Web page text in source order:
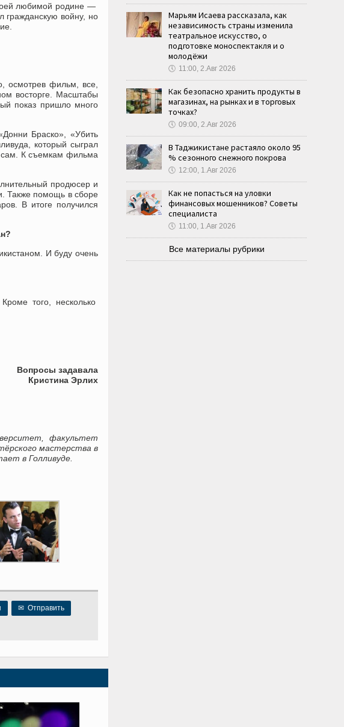
любимой родине —
гражданскую войну, но
осмотрев фильм, все,
восторге. Масштабы
показ пришло много
Браско», «Убить
который сыграл
сам. К съемкам фильма
продюсер и
Также помощь в сборе
В итоге получился
И буду очень
того, несколько
Эрлих
факультет
мастерства в
в Голливуде.
✉ Отправить
Марьям Исаева рассказала, как
независимость страны изменила
театральное искусство, о
подготовке моноспектакля и о
молодёжи
🕔 11:00, 2.Авг 2026
Как безопасно хранить продукты в
магазинах, на рынках и в торговых
точках?
🕔 09:00, 2.Авг 2026
В Таджикистане растаяло около 95
% сезонного снежного покрова
🕔 12:00, 1.Авг 2026
Как не попасться на уловки
финансовых мошенников? Советы
специалиста
🕔 11:00, 1.Авг 2026
Все материалы рубрики